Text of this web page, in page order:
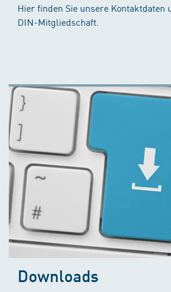
Hier finden Sie unsere Kontaktdaten
DIN-Mitgliedschaft.
Downloads